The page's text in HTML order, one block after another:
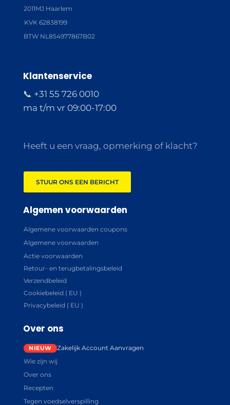
2011MJ Haarlem
KVK 62838199
BTW NL854977867B02
Klantenservice
📞 +31 55 726 0010
ma t/m vr 09:00-17:00
Heeft u een vraag, opmerking of klacht?
STUUR ONS EEN BERICHT
Algemen voorwaarden
Algemene voorwaarden coupons
Algemene voorwaarden
Actie voorwaarden
Retour- en terugbetalingsbeleid
Verzendbeleid
Cookiebeleid ( EU )
Privacybeleid ( EU )
Over ons
Zakelijk Account Aanvragen
Wie zijn wij
Over ons
Recepten
Tegen voedselverspilling